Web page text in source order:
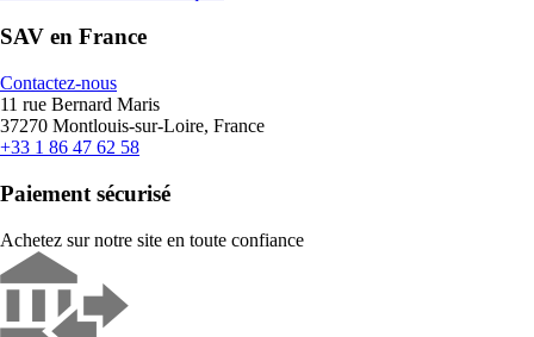
SAV en France
Contactez-nous
11 rue Bernard Maris
37270 Montlouis-sur-Loire, France
+33 1 86 47 62 58
Paiement sécurisé
Achetez sur notre site en toute confiance